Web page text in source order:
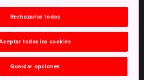
islas y a otros destinos locales desde
por lo que es una buena base de
la que explorar la región.
conecta Kagoshima con Kumamoto
(1 hora y 16 minutos) y Shin-Osaka (3
Rechazarlas todas
todas las cookies
Guardar opciones